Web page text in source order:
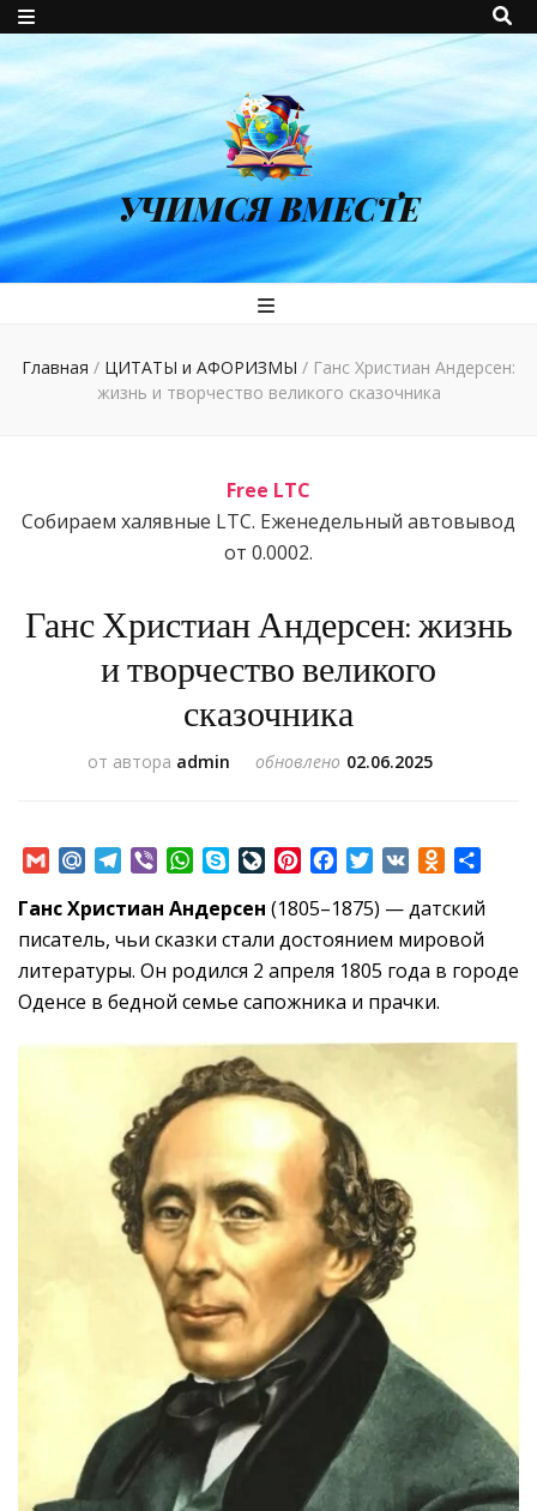
УЧИМСЯ ВМЕСТЕ
Главная / ЦИТАТЫ и АФОРИЗМЫ / Ганс Христиан Андерсен:
жизнь и творчество великого сказочника
Free LTC
Собираем халявные LTC. Еженедельный автовывод
от 0.0002.
Ганс Христиан Андерсен: жизнь
и творчество великого
сказочника
от автора admin обновлено 02.06.2025
GmailMail.RuTelegram
Viber WhatsApp
SkypeLiveJournal
PinterestFacebookTwitter
VK
Ганс Христиан Андерсен (1805–1875) — датский
писатель, чьи сказки стали достоянием мировой
литературы. Он родился 2 апреля 1805 года в городе
Оденсе в бедной семье сапожника и прачки.